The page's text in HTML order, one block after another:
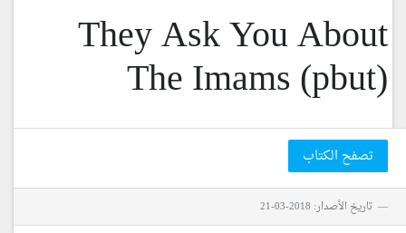
They Ask You About
The Imams (pbut)
تصفح الكتاب
تاريخ الأصدار: 2018-03-21